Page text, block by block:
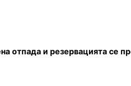
отпада и резервацията се